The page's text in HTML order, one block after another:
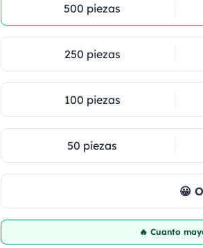
500 piezas
250 piezas
100 piezas
50 piezas
😀
🔥 Cuanto